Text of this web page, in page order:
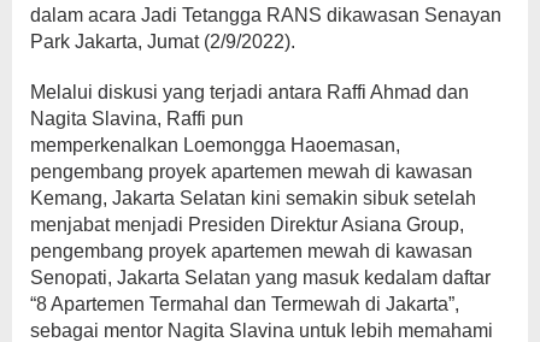
dalam acara Jadi Tetangga RANS dikawasan Senayan
Park Jakarta, Jumat (2/9/2022).
Melalui diskusi yang terjadi antara Raffi Ahmad dan
Nagita Slavina, Raffi pun
memperkenalkan Loemongga Haoemasan,
pengembang proyek apartemen mewah di kawasan
Kemang, Jakarta Selatan kini semakin sibuk setelah
menjabat menjadi Presiden Direktur Asiana Group,
pengembang proyek apartemen mewah di kawasan
Senopati, Jakarta Selatan yang masuk kedalam daftar
“8 Apartemen Termahal dan Termewah di Jakarta”,
sebagai mentor Nagita Slavina untuk lebih memahami